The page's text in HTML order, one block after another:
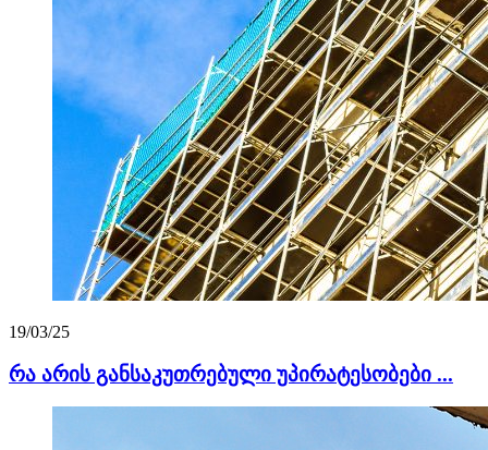
19/03/25
რა არის განსაკუთრებული უპირატესობები ...